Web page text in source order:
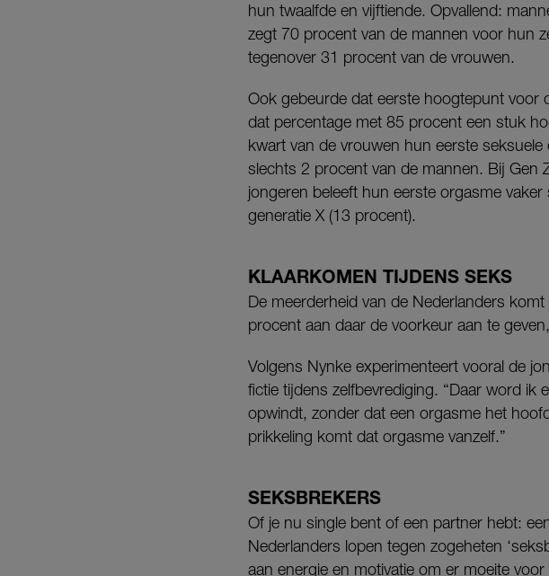
hun twaalfde en vijftiende. Opvallend:
zegt 70 procent van de mannen voor hun
tegenover 31 procent van de vrouwen.
Ook gebeurde dat eerste hoogtepunt voor
dat percentage met 85 procent een stuk
kwart van de vrouwen hun eerste
slechts 2 procent van de mannen. Bij Gen
jongeren beleeft hun eerste orgasme
generatie X (13 procent).
KLAARKOMEN TIJDENS SEKS
De meerderheid van de Nederlanders
procent aan daar de voorkeur aan te
Volgens Nynke experimenteert vooral de
fictie tijdens zelfbevrediging. “Daar word ik
opwindt, zonder dat een orgasme het
prikkeling komt dat orgasme vanzelf.”
SEKSBREKERS
Of je nu single bent of een partner hebt:
Nederlanders lopen tegen zogeheten
aan energie en motivatie om er moeite